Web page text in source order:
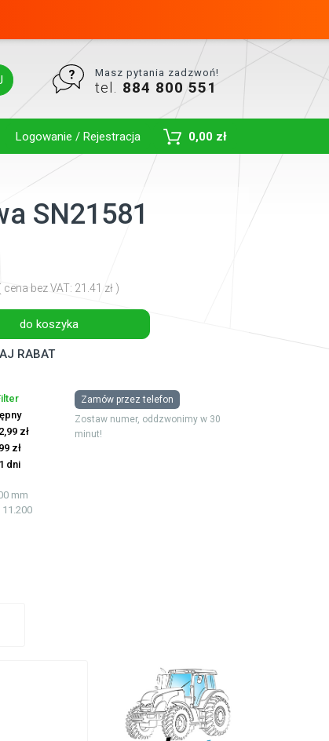
Masz pytania zadzwoń!
tel. 884 800 551
Logowanie / Rejestracja 0,00 zł
SN21581
cena bez VAT: 21.41 zł )
do koszyka
RABAT
zł
zł
dni
mm
11.200
Zamów przez telefon
Zostaw numer, oddzwonimy w 30
minut!